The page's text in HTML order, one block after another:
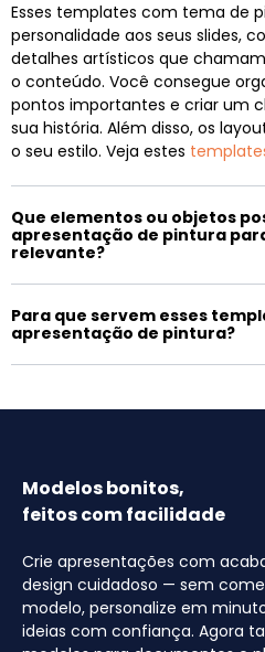
Esses templates com tema de
personalidade aos seus slides,
detalhes artísticos que
o conteúdo. Você consegue
pontos importantes e criar um
sua história. Além disso, os
o seu estilo. Veja estes
Que elementos ou objetos
apresentação de pintura
relevante?
Para que servem esses
apresentação de pintura?
Modelos bonitos,
feitos com facilidade
Crie apresentações com
design cuidadoso — sem
modelo, personalize em
ideias com confiança. Agora